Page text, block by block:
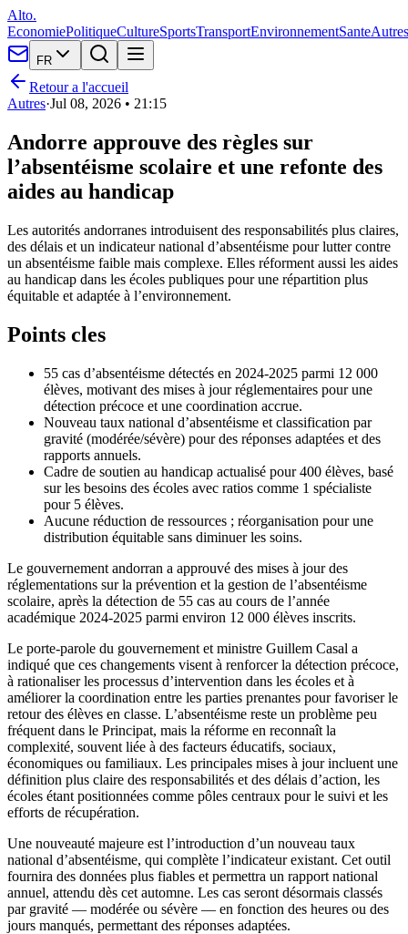
Alto.
EconomiePolitiqueCultureSportsTransportEnvironnementSanteAutres
FR
Retour a l'accueil
Autres·Jul 08, 2026 • 21:15
Andorre approuve des règles sur
l’absentéisme scolaire et une refonte des
aides au handicap
Les autorités andorranes introduisent des responsabilités plus claires,
des délais et un indicateur national d’absentéisme pour lutter contre
un absentéisme faible mais complexe. Elles réforment aussi les aides
au handicap dans les écoles publiques pour une répartition plus
équitable et adaptée à l’environnement.
Points cles
55 cas d’absentéisme détectés en 2024-2025 parmi 12 000
élèves, motivant des mises à jour réglementaires pour une
détection précoce et une coordination accrue.
Nouveau taux national d’absentéisme et classification par
gravité (modérée/sévère) pour des réponses adaptées et des
rapports annuels.
Cadre de soutien au handicap actualisé pour 400 élèves, basé
sur les besoins des écoles avec ratios comme 1 spécialiste
pour 5 élèves.
Aucune réduction de ressources ; réorganisation pour une
distribution équitable sans diminuer les soins.
Le gouvernement andorran a approuvé des mises à jour des
réglementations sur la prévention et la gestion de l’absentéisme
scolaire, après la détection de 55 cas au cours de l’année
académique 2024-2025 parmi environ 12 000 élèves inscrits.
Le porte-parole du gouvernement et ministre Guillem Casal a
indiqué que ces changements visent à renforcer la détection précoce,
à rationaliser les processus d’intervention dans les écoles et à
améliorer la coordination entre les parties prenantes pour favoriser le
retour des élèves en classe. L’absentéisme reste un problème peu
fréquent dans le Principat, mais la réforme en reconnaît la
complexité, souvent liée à des facteurs éducatifs, sociaux,
économiques ou familiaux. Les principales mises à jour incluent une
définition plus claire des responsabilités et des délais d’action, les
écoles étant positionnées comme pôles centraux pour le suivi et les
efforts de récupération.
Une nouveauté majeure est l’introduction d’un nouveau taux
national d’absentéisme, qui complète l’indicateur existant. Cet outil
fournira des données plus fiables et permettra un rapport national
annuel, attendu dès cet automne. Les cas seront désormais classés
par gravité — modérée ou sévère — en fonction des heures ou des
jours manqués, permettant des réponses adaptées.